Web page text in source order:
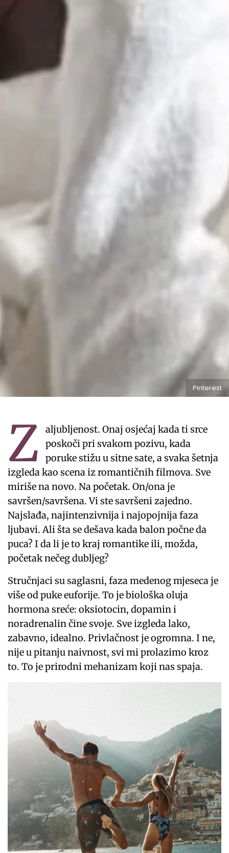
Pinterest
Z
aljubljenost. Onaj osjećaj kada ti srce
poskoči pri svakom pozivu, kada
poruke stižu u sitne sate, a svaka šetnja
izgleda kao scena iz romantičnih filmova. Sve
miriše na novo. Na početak. On/ona je
savršen/savršena. Vi ste savršeni zajedno.
Najslađa, najintenzivnija i najopojnija faza
ljubavi. Ali šta se dešava kada balon počne da
puca? I da li je to kraj romantike ili, možda,
početak nečeg dubljeg?
Stručnjaci su saglasni, faza medenog mjeseca je
više od puke euforije. To je biološka oluja
hormona sreće: oksiotocin, dopamin i
noradrenalin čine svoje. Sve izgleda lako,
zabavno, idealno. Privlačnost je ogromna. I ne,
nije u pitanju naivnost, svi mi prolazimo kroz
to. To je prirodni mehanizam koji nas spaja.